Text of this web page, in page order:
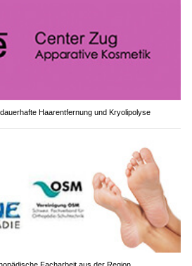
Haarentfernung und Kryolipolyse